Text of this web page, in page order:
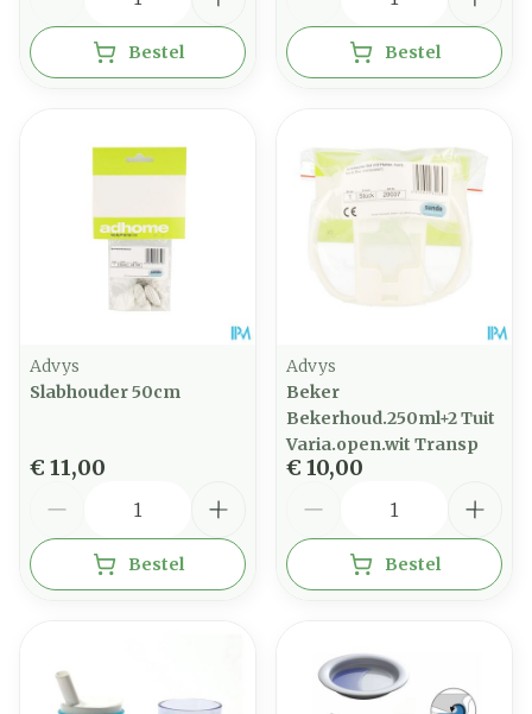
Bestel Bestel
Advys
Slabhouder 50cm
€ 11,00
Bestel
Advys
Beker
Bekerhoud.250ml+2 Tuit
Varia.open.wit Transp
€ 10,00
Bestel